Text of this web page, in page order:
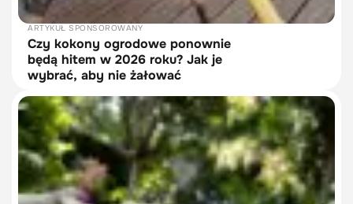
ARTYKUŁ SPONSOROWANY
Czy kokony ogrodowe ponownie
będą hitem w 2026 roku? Jak je
wybrać, aby nie żałować